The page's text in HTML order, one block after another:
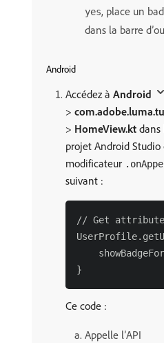
yes, place un
dans la barre
Android
Accédez à Android
>
> HomeView.kt dans
projet Android
modificateur
suivant :
// Get
Ce code :
Appelle l’API